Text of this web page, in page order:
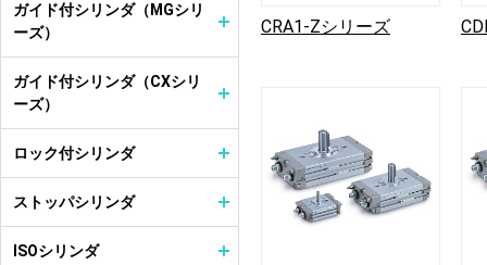
CRA1-Zシリーズ
ガイド付シリンダ（MGシリ
ーズ）
ガイド付シリンダ（CXシリ
ーズ）
ロック付シリンダ
ストッパシリンダ
ISOシリンダ